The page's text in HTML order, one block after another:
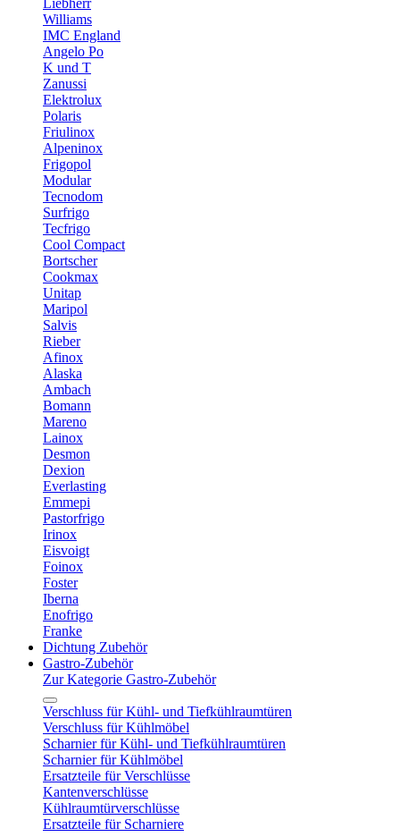
Liebherr
Williams
IMC England
Angelo Po
K und T
Zanussi
Elektrolux
Polaris
Friulinox
Alpeninox
Frigopol
Modular
Tecnodom
Surfrigo
Tecfrigo
Cool Compact
Bortscher
Cookmax
Unitap
Maripol
Salvis
Rieber
Afinox
Alaska
Ambach
Bomann
Mareno
Lainox
Desmon
Dexion
Everlasting
Emmepi
Pastorfrigo
Irinox
Eisvoigt
Foinox
Foster
Iberna
Enofrigo
Franke
Dichtung Zubehör
Gastro-Zubehör
Zur Kategorie Gastro-Zubehör
Verschluss für Kühl- und Tiefkühlraumtüren
Verschluss für Kühlmöbel
Scharnier für Kühl- und Tiefkühlraumtüren
Scharnier für Kühlmöbel
Ersatzteile für Verschlüsse
Kantenverschlüsse
Kühlraumtürverschlüsse
Ersatzteile für Scharniere